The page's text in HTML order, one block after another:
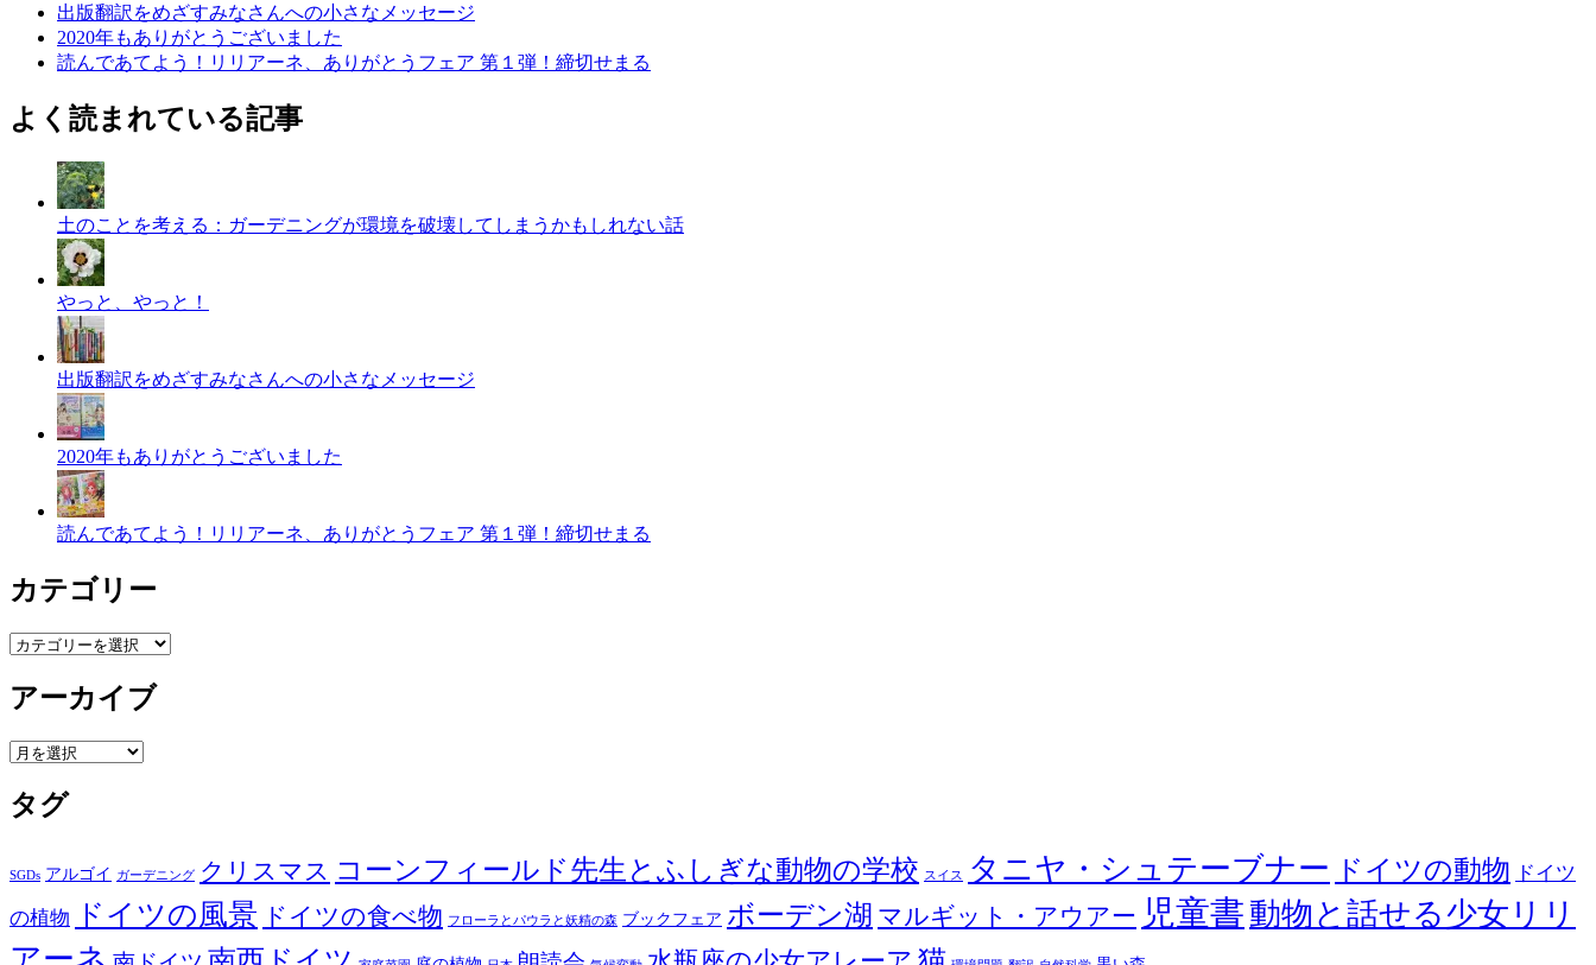
出版翻訳をめざすみなさんへの小さなメッセージ
2020年もありがとうございました
読んであてよう！リリアーネ、ありがとうフェア 第１弾！締切せまる
よく読まれている記事
土のことを考える：ガーデニングが環境を破壊してしまうかもしれない話
やっと、やっと！
出版翻訳をめざすみなさんへの小さなメッセージ
2020年もありがとうございました
読んであてよう！リリアーネ、ありがとうフェア 第１弾！締切せまる
カテゴリー
カ
ゴ
ー
アーカイブ
ア
カ
イ
タグ
SGDs アルゴイ ガーデニング クリスマス コーンフィールド先生とふしぎな動物の学校 スイス タニヤ・シュテーブナー ドイツの動物
ドイツ
の植物
ドイツの風景 ドイツの食べ物 フローラとパウラと妖精の森 ブックフェア ボーデン湖 マルギット・アウアー 児童書 動物と話せる少女リリ